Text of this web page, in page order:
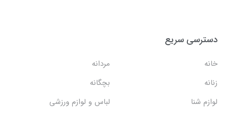
دسترسی سریع
خانه
مردانه
زنانه
بچگانه
لوازم شنا
لباس و لوازم ورزشی